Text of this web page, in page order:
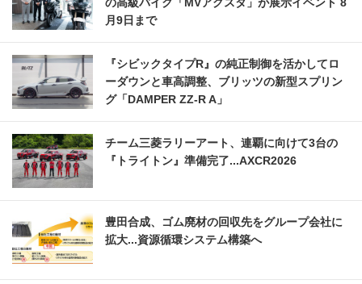
月9日まで
『シビックタイプR』の純正制御を活かしてロ
ーダウンと車高調整、ブリッツの新型スプリン
グ「DAMPER ZZ-R A」
チーム三菱ラリーアート、連覇に向けて3台の
『トライトン』準備完了...AXCR2026
豊田合成、ゴム廃材の回収先をグループ会社に
拡大...資源循環システム構築へ